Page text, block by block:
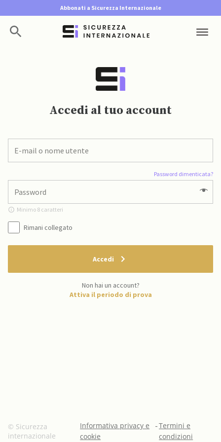
Abbonati a Sicurezza Internazionale
Accedi al tuo account
Password dimenticata?
Minimo 8 caratteri
Rimani collegato
Accedi
Non hai un account?
Attiva il periodo di prova
© Sicurezza
internazionale
Informativa privacy e
cookie
-Termini e
condizioni